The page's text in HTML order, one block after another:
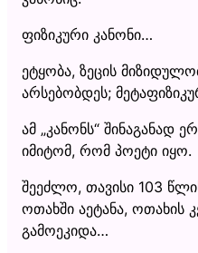
ფიზიკური კანონი…
ეტყობა, ზეცის
არსებობდეს;
ამ „კანონს“ შინაგანად
იმიტომ, რომ პოეტი იყო.
შეეძლო, თავისი 103
ოთახში აეტანა, ოთახის
გამოეკიდა…